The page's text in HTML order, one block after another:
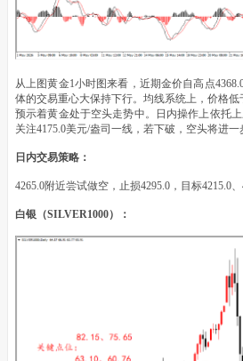
从上图黄金1小时图来看，近期金价自高点
体的交易重心大保持下行。均线系统上，价格
预示着黄金处于空头走势中。日内操作上依托
关注4175.0美元/盎司一线，若下破，空头将进一
日内交易策略：
4265.0附近尝试做空，止损4295.0，目标4215.0、
白银（SILVER1000）：